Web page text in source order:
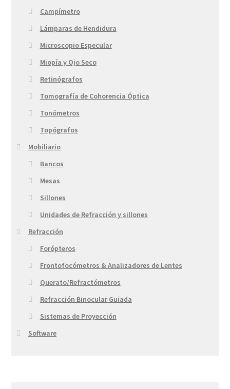
Campímetro
Lámparas de Hendidura
Microscopio Especular
Miopía y Ojo Seco
Retinógrafos
Tomografía de Cohorencia Óptica
Tonómetros
Topógrafos
Mobiliario
Bancos
Mesas
Sillones
Unidades de Refracción y sillones
Refracción
Forópteros
Frontofocómetros & Analizadores de Lentes
Querato/Refractómetros
Refracción Binocular Guiada
Sistemas de Proyección
Software